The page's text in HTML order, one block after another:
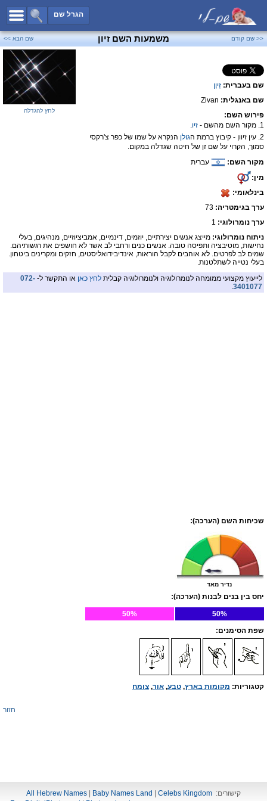
הגרל שם
כל השמות
שמות לבנים
שמות לבנות
שמות משותפים
שמות נפוצים
פייסבוק
<< שם קודם משמעות השם זיון שם הבא >>
שם בעברית: זִיוָן
שם באנגלית: Zivan
פירוש השם:
1. מקור השם מהשם -
זיו.
2. עין זיוון - קיבוץ ברמת ה
גולן הנקרא על שמו של כפר צ'רקסי
סמוך, הקרוי על שם זן של חיטה שגדלה במקום.
מקור השם:
עברית
מין:
בינלאומי:
ערך בגימטריה:
ערך נומרולוגי: 1
לחץ להגדלה
ניתוח נומרולוגי: מייצג אנשים יצירתיים, יוזמים, דינמיים, אמביציוזיים, מנהיגים, בעלי
נחישות, מוטיבציה ותפיסה טובה. אנשים כנים ורחבי לב אשר לא חושפים את רגשותיהם.
שמים לב לפרטים. לא אוהבים לקבל הוראות, אינדיבידואליסטים, חזקים ומקרינים ביטחון.
בעלי נטייה לשתלטנות.
לייעוץ מקצועי ממומחה לנומרולוגיה ולנומרולוגיה קבלית לחץ כאן או התקשר ל- 072-
3401077
.
שכיחות השם (הערכה):
נדיר מאד
יחס בין בנים לבנות (הערכה):
50%
50%
שפת הסימנים:
קטגוריות: מקומות בארץ, טבע, אור, צומח
חזור
קישורים: All Hebrew Names Baby Names Land
Celebs Kingdom